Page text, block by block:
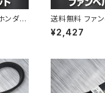
ンダ
H24.
1本 H
送料無料 ファ
イフ 型式JB6
1 （国内トップメ
¥2,427